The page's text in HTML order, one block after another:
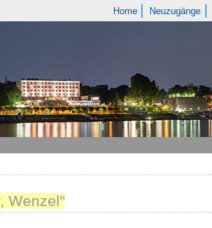
Home Neuzugänge
Wenzel"